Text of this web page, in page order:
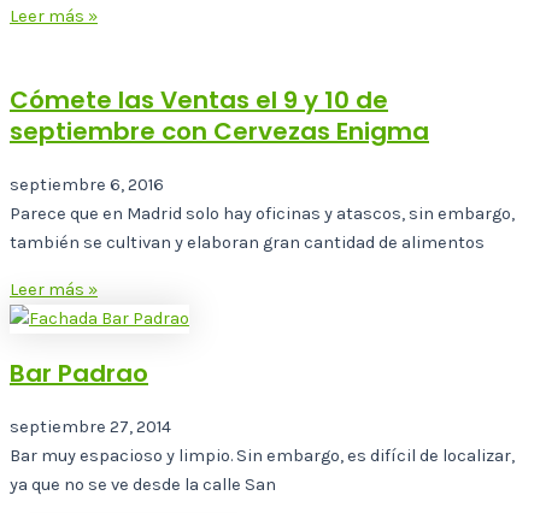
Leer más »
Cómete las Ventas el 9 y 10 de
septiembre con Cervezas Enigma
septiembre 6, 2016
Parece que en Madrid solo hay oficinas y atascos, sin embargo,
también se cultivan y elaboran gran cantidad de alimentos
Leer más »
Bar Padrao
septiembre 27, 2014
Bar muy espacioso y limpio. Sin embargo, es difícil de localizar,
ya que no se ve desde la calle San